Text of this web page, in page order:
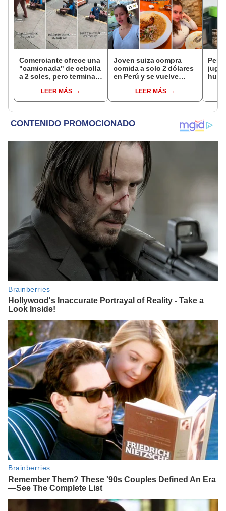
Comerciante ofrece una
"camionada" de cebolla
a 2 soles, pero termina
LEER MÁS
Joven suiza compra
comida a solo 2 dólares
en Perú y se vuelve
barato”LEER MÁS